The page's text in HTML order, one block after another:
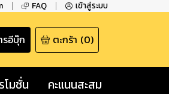
FAQ เข้าสู่ระบบ
อีบุ๊ก ตะกร้า (0)
โมชั่น คะแนนสะสม